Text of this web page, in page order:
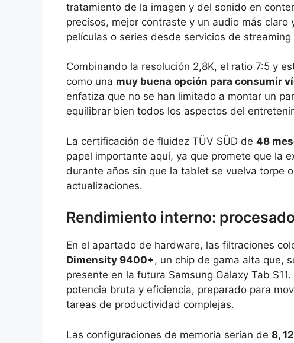
tratamiento de la imagen y del sonido en
precisos, mejor contraste y un audio más
películas o series desde servicios de
Combinando la resolución 2,8K, el ratio 7:5 y
como una muy buena opción para consumir
enfatiza que no se han limitado a montar un
equilibrar bien todos los aspectos del
La certificación de fluidez TÜV SÜD de 48
papel importante aquí, ya que promete que la
durante años sin que la tablet se vuelva torpe
actualizaciones.
Rendimiento interno:
En el apartado de hardware, las filtraciones
Dimensity 9400+, un chip de gama alta que,
presente en la futura Samsung Galaxy Tab
potencia bruta y eficiencia, preparado para
tareas de productividad complejas.
Las configuraciones de memoria serían de 8,